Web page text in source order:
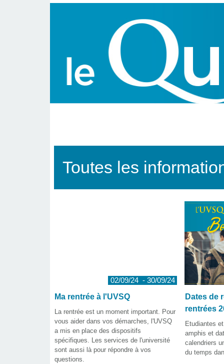
Toutes les
02/09/24 - 30/09/24
Ma rentrée à l'UVSQ
La rentrée est un moment important. Pour
vous aider dans vos démarches, l'UVSQ
a mis en place des dispositifs
spécifiques. Les services de l'université
sont aussi là pour répondre à vos
questions.
Dates de
rentrées
Etudiantes
amphis et
calendriers
du temps